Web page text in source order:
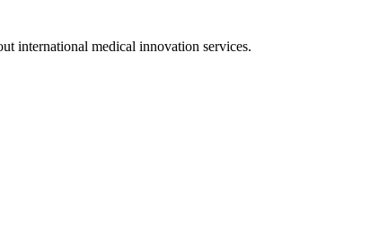
international medical innovation services.